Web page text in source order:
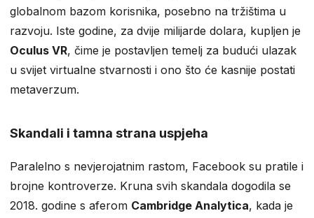
globalnom bazom korisnika, posebno na tržištima u
razvoju. Iste godine, za dvije milijarde dolara, kupljen je
Oculus VR, čime je postavljen temelj za budući ulazak
u svijet virtualne stvarnosti i ono što će kasnije postati
metaverzum.
Skandali i tamna strana uspjeha
Paralelno s nevjerojatnim rastom, Facebook su pratile i
brojne kontroverze. Kruna svih skandala dogodila se
2018. godine s aferom Cambridge Analytica, kada je